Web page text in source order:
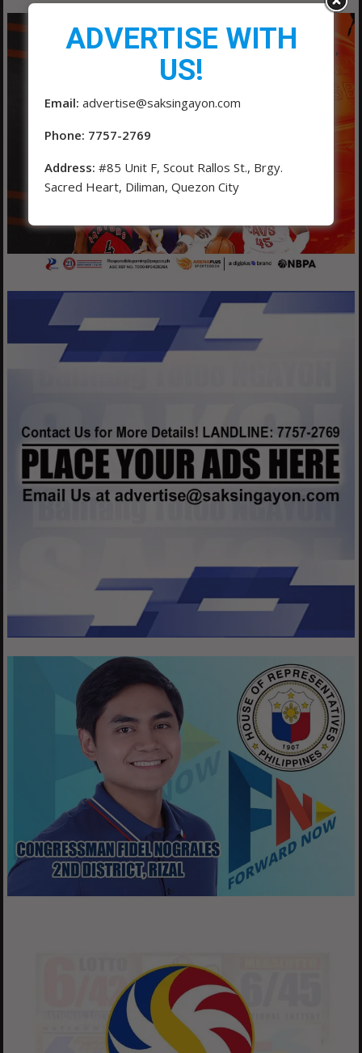
ADVERTISE WITH
US!
Email: advertise@saksingayon.com
Phone: 7757-2769
Address: #85 Unit F, Scout Rallos St., Brgy.
Sacred Heart, Diliman, Quezon City